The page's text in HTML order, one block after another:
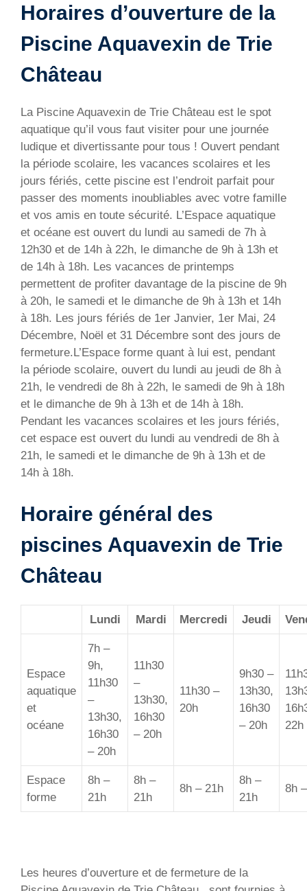
Horaires d’ouverture de la
Piscine Aquavexin de Trie
Château
La Piscine Aquavexin de Trie Château est le spot
aquatique qu’il vous faut visiter pour une journée
ludique et divertissante pour tous ! Ouvert pendant
la période scolaire, les vacances scolaires et les
jours fériés, cette piscine est l’endroit parfait pour
passer des moments inoubliables avec votre famille
et vos amis en toute sécurité. L’Espace aquatique
et océane est ouvert du lundi au samedi de 7h à
12h30 et de 14h à 22h, le dimanche de 9h à 13h et
de 14h à 18h. Les vacances de printemps
permettent de profiter davantage de la piscine de 9h
à 20h, le samedi et le dimanche de 9h à 13h et 14h
à 18h. Les jours fériés de 1er Janvier, 1er Mai, 24
Décembre, Noël et 31 Décembre sont des jours de
fermeture.L’Espace forme quant à lui est, pendant
la période scolaire, ouvert du lundi au jeudi de 8h à
21h, le vendredi de 8h à 22h, le samedi de 9h à 18h
et le dimanche de 9h à 13h et de 14h à 18h.
Pendant les vacances scolaires et les jours fériés,
cet espace est ouvert du lundi au vendredi de 8h à
21h, le samedi et le dimanche de 9h à 13h et de
14h à 18h.
Horaire général des
piscines Aquavexin de Trie
Château
Lundi Mardi Mercredi Jeudi
Espace
aquatique
et
océane
7h –
9h,
11h30
–
13h30,
16h30
– 20h
11h30
–
13h30,
16h30
– 20h
11h30 –
20h
9h30 –
13h30,
16h30
– 20h
22h
Espace
forme
8h –
21h
8h –
21h
8h – 21h
8h –
21h
8h
Les heures d’ouverture et de fermeture de la